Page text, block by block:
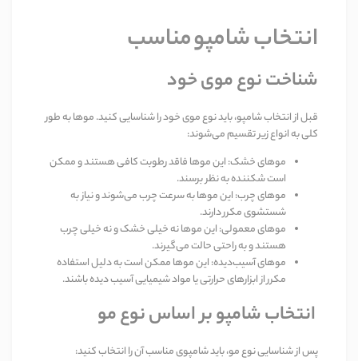
انتخابشامپومناسب
شناخت نوع موی خود
قبل از انتخاب شامپو، باید نوع موی خود را شناسایی کنید.موها به طور
کلی به انواع زیر تقسیم می‌شوند:
موهای خشک:این موها فاقد رطوبت کافی هستند و ممکن
است شکننده به نظر برسند.
موهای چرب:این موها به سرعت چرب می‌شوند و نیاز به
شستشوی مکرر دارند.
موهای معمولی:این موها نه خیلی خشک و نه خیلی چرب
هستند و به راحتی حالت می‌گیرند.
موهای آسیب‌دیده:این موها ممکن است به دلیل استفاده
مکرر از ابزارهای حرارتی یا مواد شیمیایی آسیب دیده باشند.
انتخاب شامپو بر اساس نوع مو
پس از شناسایی نوع مو، باید شامپوی مناسب آن را انتخاب کنید: